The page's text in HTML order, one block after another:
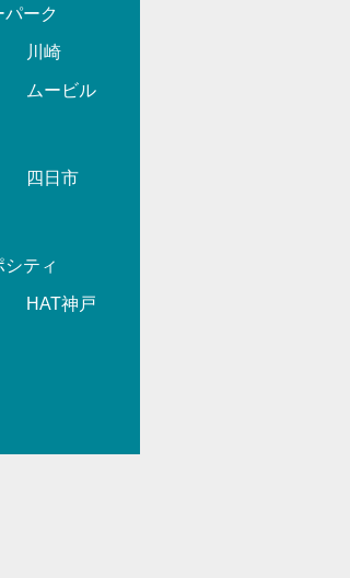
パーク
川崎
ムービル
四日市
ティ
HAT神戸